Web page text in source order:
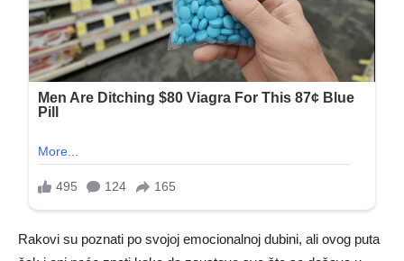
Rakovi su poznati po svojoj emocionalnoj dubini, ali ovog puta